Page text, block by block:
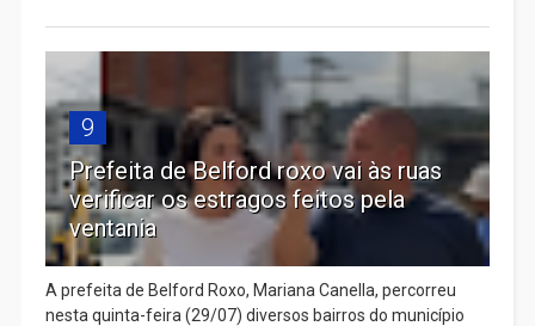
9
Prefeita de Belford roxo vai às ruas
verificar os estragos feitos pela
ventania
A prefeita de Belford Roxo, Mariana Canella, percorreu
nesta quinta-feira (29/07) diversos bairros do município